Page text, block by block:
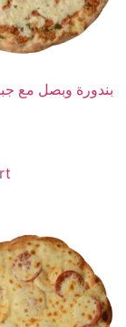
بندورة وبصل مع